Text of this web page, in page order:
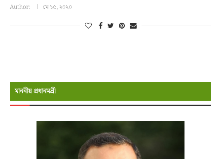
Author: মে ১৫, ২০২০
মাননীয় প্রধানমন্রী